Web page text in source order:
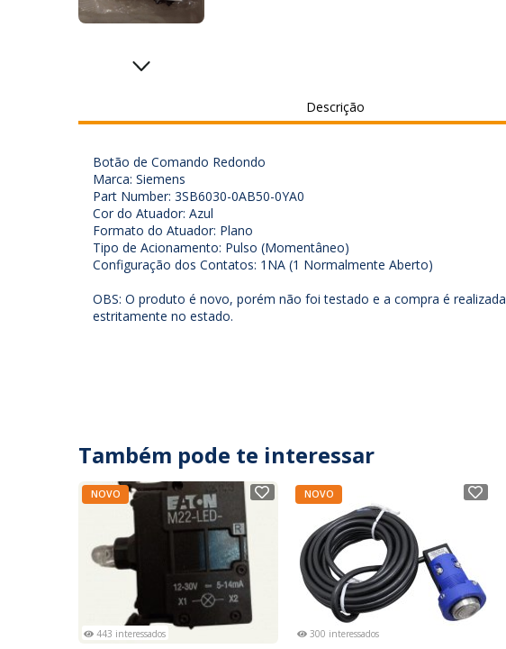
Descrição
Botão de Comando Redondo
Marca: Siemens
Part Number: 3SB6030-0AB50-0YA0
Cor do Atuador: Azul
Formato do Atuador: Plano
Tipo de Acionamento: Pulso (Momentâneo)
Configuração dos Contatos: 1NA (1 Normalmente Aberto)
OBS: O produto é novo, porém não foi testado e a compra é realizada
estritamente no estado.
Também pode te interessar
NOVO
443 interessados
NOVO
300 interessados